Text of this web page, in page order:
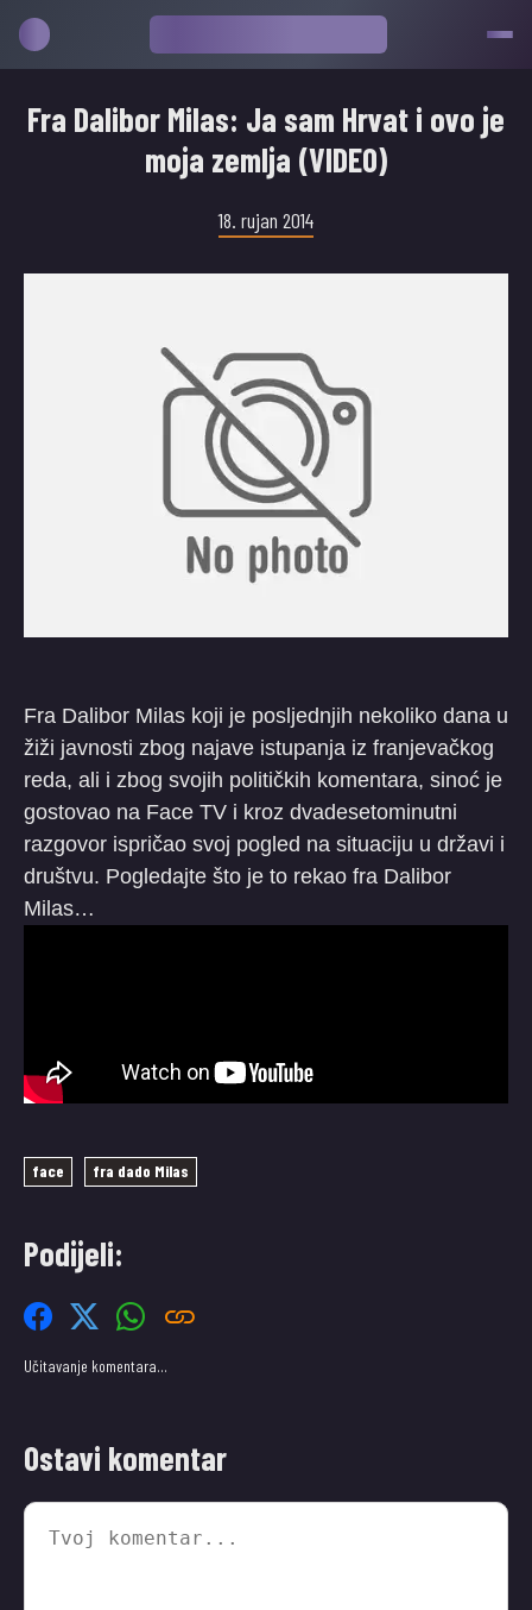
Fra Dalibor Milas: Ja sam Hrvat i ovo je
moja zemlja (VIDEO)
18. rujan 2014
Fra Dalibor Milas koji je posljednjih nekoliko dana u
žiži javnosti zbog najave istupanja iz franjevačkog
reda, ali i zbog svojih političkih komentara, sinoć je
gostovao na Face TV i kroz dvadesetominutni
razgovor ispričao svoj pogled na situaciju u državi i
društvu. Pogledajte što je to rekao fra Dalibor
Milas…
face fra dado Milas
Podijeli:
Učitavanje komentara…
Ostavi komentar